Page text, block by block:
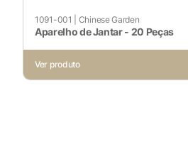
1091-001 Chinese Garden
Aparelho de Jantar - 20 Peças
Ver produto